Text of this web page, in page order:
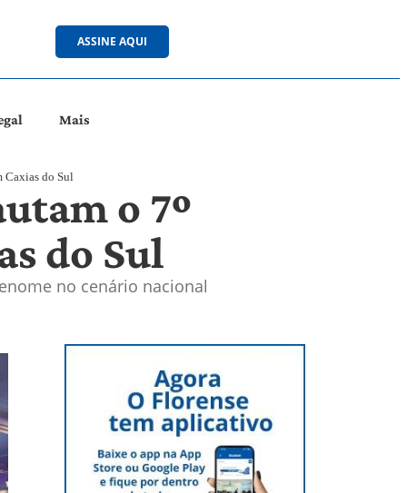
ASSINE AQUI
Mais
Caxias do Sul
o 7º
do Sul
no cenário nacional